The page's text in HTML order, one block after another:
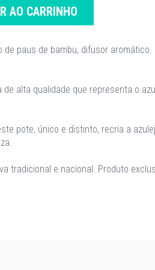
AO CARRINHO
de paus de bambu, difusor aromático.
alta qualidade que representa o
pote, único e distinto, recria a
tradicional e nacional. Produto